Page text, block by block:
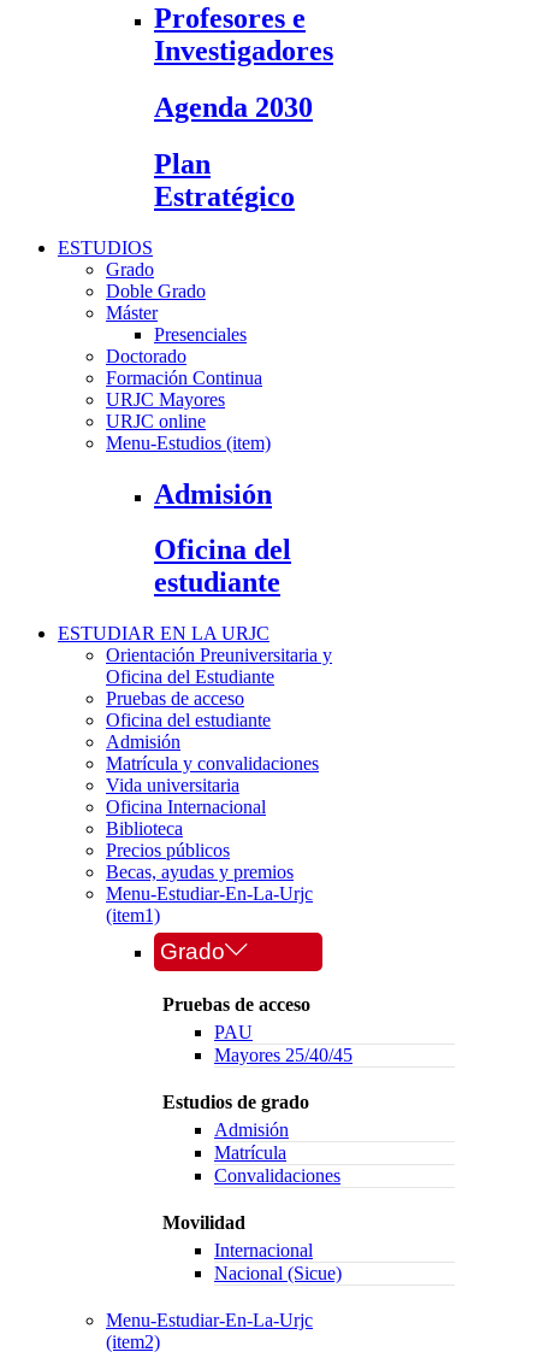
Profesores e
Investigadores
Agenda 2030
Plan
Estratégico
ESTUDIOS
Grado
Doble Grado
Máster
Presenciales
Doctorado
Formación Continua
URJC Mayores
URJC online
Menu-Estudios (item)
Admisión
Oficina del
estudiante
ESTUDIAR EN LA URJC
Orientación Preuniversitaria y
Oficina del Estudiante
Pruebas de acceso
Oficina del estudiante
Admisión
Matrícula y convalidaciones
Vida universitaria
Oficina Internacional
Biblioteca
Precios públicos
Becas, ayudas y premios
Menu-Estudiar-En-La-Urjc
(item1)
Grado
Pruebas de acceso
PAU
Mayores 25/40/45
Estudios de grado
Admisión
Matrícula
Convalidaciones
Movilidad
Internacional
Nacional (Sicue)
Menu-Estudiar-En-La-Urjc
(item2)